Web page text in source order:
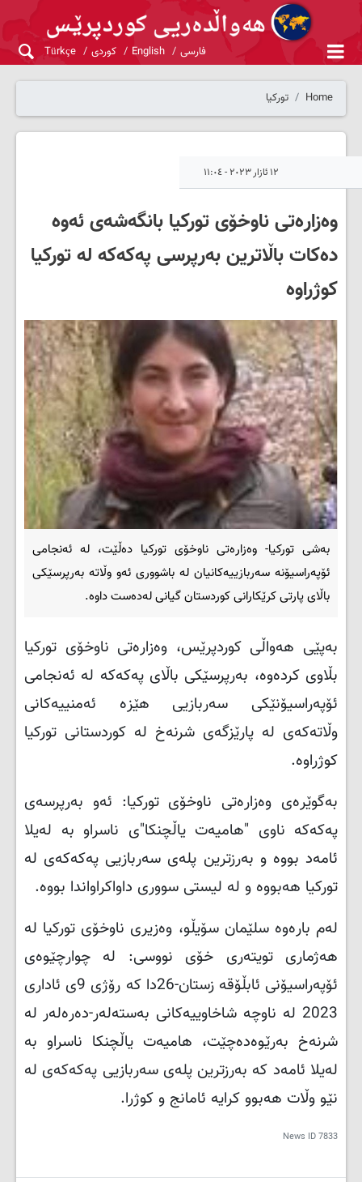
فارسی English کوردی Türkçe
Home تورکیا
١٢ ئازار ٢٠٢٣ - ١١:٠٤
وەزارەتی ناوخۆی تورکیا بانگەشەی ئەوە
دەکات باڵاترین بەرپرسی پەکەکە لە تورکیا
کوژراوە
بەشی تورکیا- وەزارەتی ناوخۆی تورکیا دەڵێت، لە ئەنجامی
ئۆپەراسیۆنە سەربازییەکانیان لە باشووری ئەو وڵاتە بەرپرسێکی
باڵای پارتی کرێکارانی کوردستان گیانی لەدەست داوە.
بەپێی هەواڵی کوردپرێس، وەزارەتی ناوخۆی تورکیا
بڵاوی کردەوە، بەرپرسێکی باڵای پەکەکە لە ئەنجامی
ئۆپەراسیۆنێکی سەربازیی هێزە ئەمنییەکانی
وڵاتەکەی لە پارێزگەی شرنەخ لە کوردستانی تورکیا
کوژراوە.
بەگوێرەی وەزارەتی ناوخۆی تورکیا: ئەو بەرپرسەی
پەکەکە ناوی "هامیەت یاڵچنکا"ی ناسراو بە لەیلا
ئامەد بووە و بەرزترین پلەی سەربازیی پەکەکەی لە
تورکیا هەبووە و لە لیستی سووری داواکراواندا بووە.
لەم بارەوە سلێمان سۆیڵو، وەزیری ناوخۆی تورکیا لە
هەژماری تویتەری خۆی نووسی: لە چوارچێوەی
ئۆپەراسیۆنی ئابڵۆقە زستان-26دا کە رۆژی 9ی ئاداری
2023 لە ناوچە شاخاوییەکانی بەستەلەر-دەرەلەر لە
شرنەخ بەرێوەدەچێت، هامیەت یاڵچنکا ناسراو بە
لەیلا ئامەد کە بەرزترین پلەی سەربازیی پەکەکەی لە
نێو وڵات هەبوو کرایە ئامانج و کوژرا.
News ID7833